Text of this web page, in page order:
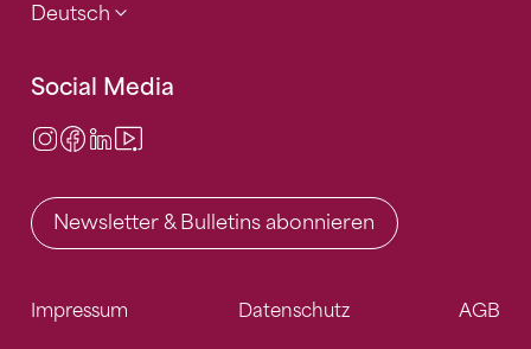
Deutsch
Social Media
Instagram
Facebook
LinkedIn
Newsletter & Bulletins abonnieren
Impressum Datenschutz AGB